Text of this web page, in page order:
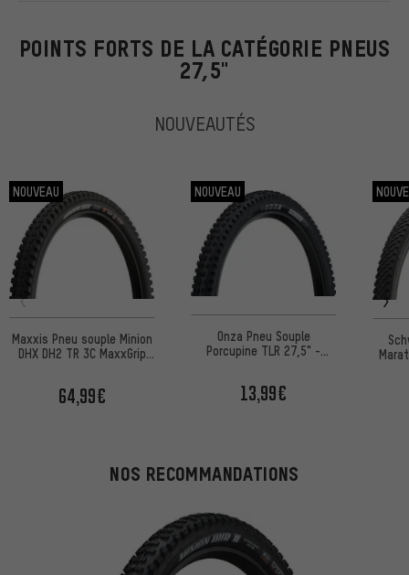
POINTS FORTS DE LA CATÉGORIE PNEUS
27,5"
NOUVEAUTÉS
NOUVEAU
Maxxis Pneu souple Minion
DHX DH2 TR 3C MaxxGrip
64,99€
NOUVEAU
Onza Pneu Souple
Porcupine TLR 27,5" -
13,99€
NOS RECOMMANDATIONS